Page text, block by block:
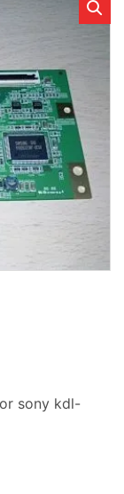
sony kdl-